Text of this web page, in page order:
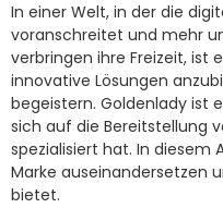
In einer Welt, in der die
voranschreitet und mehr
verbringen ihre Freizeit, ist
innovative Lösungen
begeistern. Goldenlady ist
sich auf die Bereitstellung
spezialisiert hat. In diesem
Marke auseinandersetzen
bietet.